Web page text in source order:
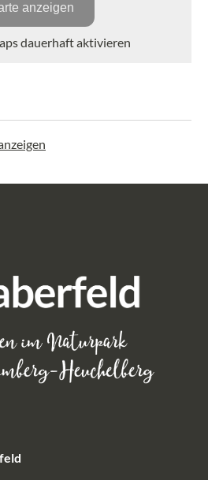
anzeigen
dauerhaft aktivieren